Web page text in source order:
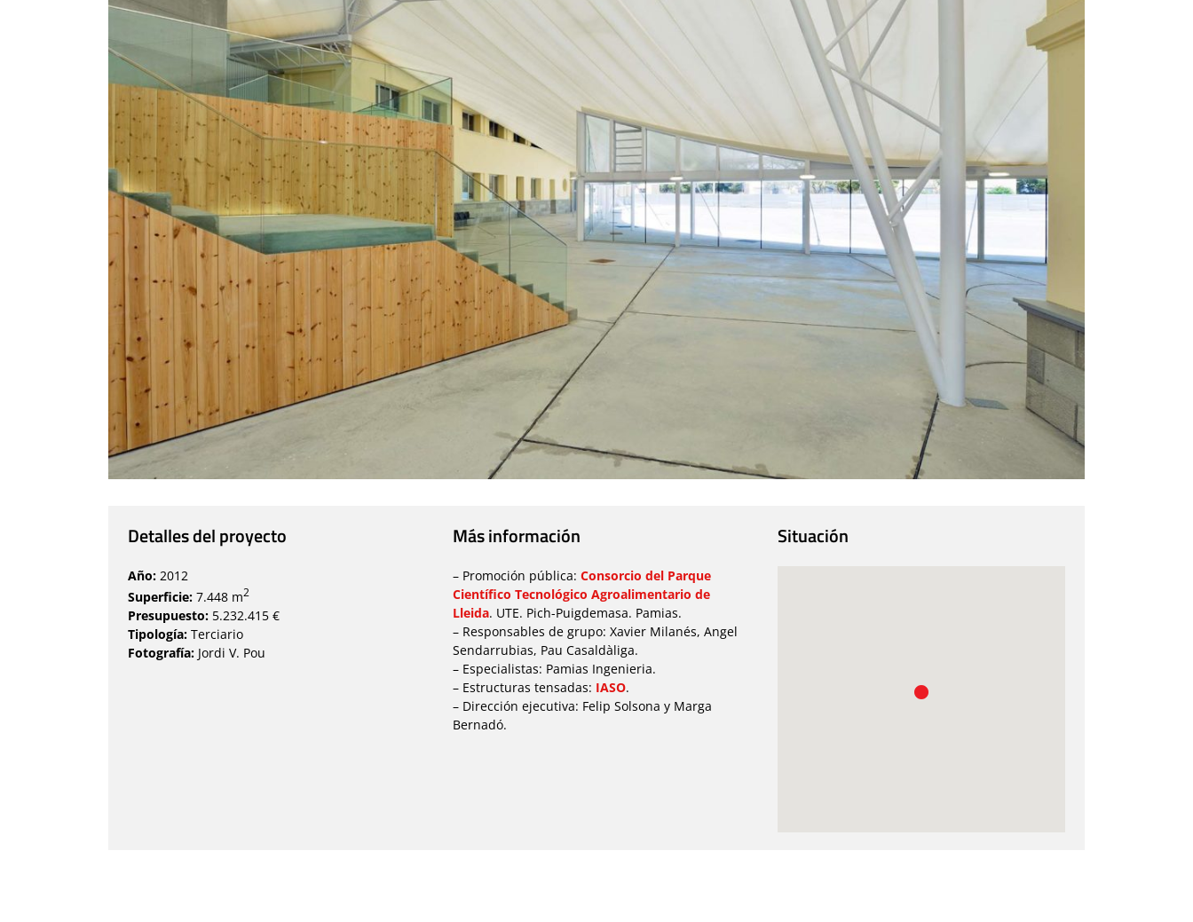
Detalles del proyecto
Año:2012
Superficie: 7.448 m2
Presupuesto: 5.232.415 €
Tipología:Terciario
Fotografía: Jordi V. Pou
Más información
– Promoción pública:Consorcio del Parque
Científico Tecnológico Agroalimentario de
Lleida. UTE. Pich-Puigdemasa. Pamias.
– Responsables de grupo: Xavier Milanés, Angel
Sendarrubias, Pau Casaldàliga.
– Especialistas: Pamias Ingenieria.
– Estructuras tensadas: IASO.
– Dirección ejecutiva: Felip Solsona y Marga
Bernadó.
Situación